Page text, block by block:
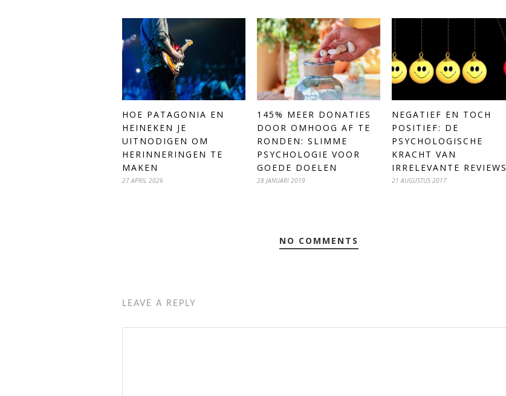
HOE PATAGONIA EN
HEINEKEN JE
UITNODIGEN OM
HERINNERINGEN TE
MAKEN
27 APRIL 2026
145% MEER DONATIES
DOOR OMHOOG AF TE
RONDEN: SLIMME
PSYCHOLOGIE VOOR
GOEDE DOELEN
28 JANUARI 2019
NEGATIEF EN TOCH
POSITIEF: DE
PSYCHOLOGISCHE
KRACHT VAN
IRRELEVANTE REVIEWS
21 AUGUSTUS 2017
NO COMMENTS
LEAVE A REPLY